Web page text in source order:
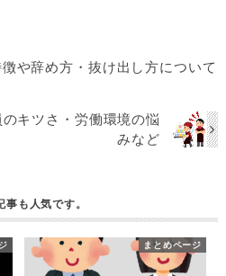
や辞め方・抜け出し方について
のキツさ・労働環境の悩
みなど
事も人気です。
まとめページ